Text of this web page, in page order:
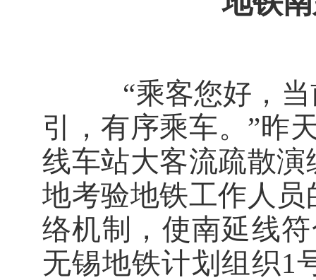
“乘客您好，当
引，有序乘车。”昨
线车站大客流疏散
地考验地铁工作人
络机制，使南延线
无锡地铁计划组织1